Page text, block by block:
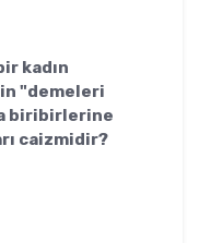
kadın
"demeleri
biribirlerine
caizmidir?